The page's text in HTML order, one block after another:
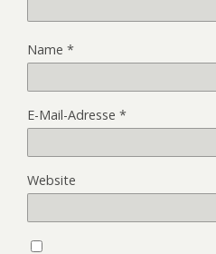
Name *
E-Mail-Adresse *
Website